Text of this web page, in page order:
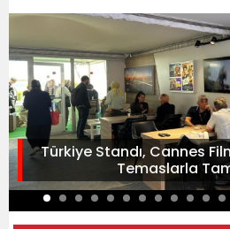
Türkiye Standı, Cannes
Temaslarla